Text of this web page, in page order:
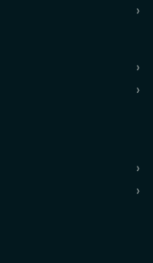
›
›
›
›
›